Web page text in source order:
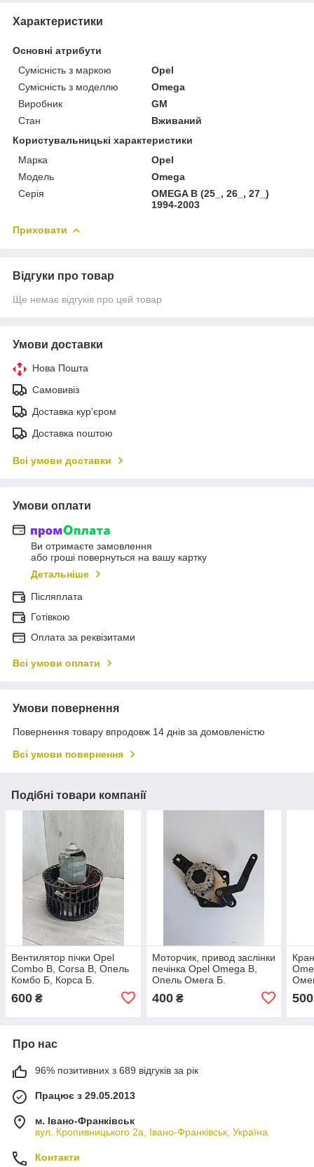
Характеристики
Основні атрибути
Сумісність з маркою
Opel
Сумісність з моделлю
Omega
Виробник
GM
Стан
Вживаний
Користувальницькі характеристики
Марка
Opel
Модель
Omega
Серія
OMEGA B (25_, 26_, 27_)
1994-2003
Приховати
Відгуки про товар
Ще немає відгуків про цей товар
Умови доставки
Нова Пошта
Самовивіз
Доставка кур'єром
Доставка поштою
Всі умови доставки
Умови оплати
Ви отримаєте замовлення
або гроші повернуться на вашу картку
Детальніше
Післяплата
Готівкою
Оплата за реквізитами
Всі умови оплати
Умови повернення
Повернення товару впродовж 14 днів за домовленістю
Всі умови повернення
Подібні товари компанії
Вентилятор пічки Opel
Combo B, Corsa B, Опель
Комбо Б, Корса Б.
600 ₴
Моторчик, привод заслінки
печінка Opel Omega B,
Опель Омега Б.
400₴ 500
Про нас
96% позитивних з 689 відгуків за рік
Працює з 29.05.2013
м. Івано-Франківськ
вул. Кропивницького 2а, Івано-Франківськ, Україна
Контакти